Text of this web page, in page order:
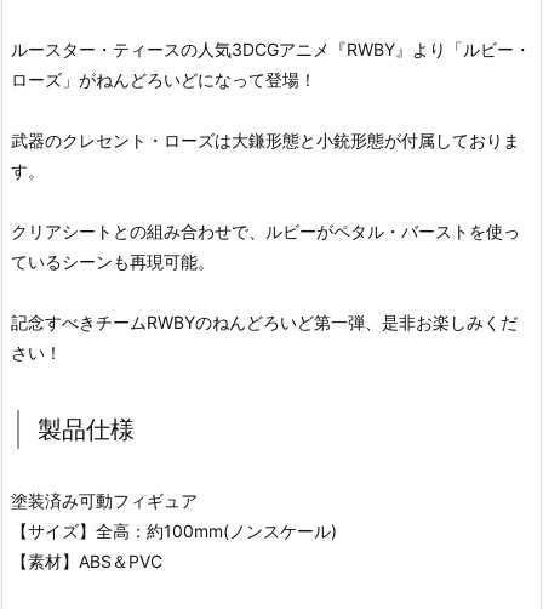
ルースター・ティースの人気3DCGアニメ『RWBY』より「ルビー・
ローズ」がねんどろいどになって登場！
武器のクレセント・ローズは大鎌形態と小銃形態が付属しておりま
す。
クリアシートとの組み合わせで、ルビーがペタル・バーストを使っ
ているシーンも再現可能。
記念すべきチームRWBYのねんどろいど第一弾、是非お楽しみくだ
さい！
製品仕様
塗装済み可動フィギュア
【サイズ】全高：約100mm(ノンスケール)
【素材】ABS＆PVC